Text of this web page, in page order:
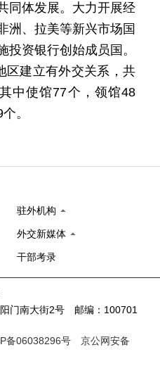
同体发展。大力开展经
洲、拉美等新兴市场国
投资银行创始成员国。
区建立有外交关系，共
中使馆77个，领馆48
。
驻外机构
外交新媒体
干部考录
门南大街2号 邮编：100701
备06038296号
京公网安备